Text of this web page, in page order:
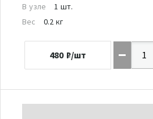
В узле
1 шт.
Вес
0.2 кг
480 ₽/шт